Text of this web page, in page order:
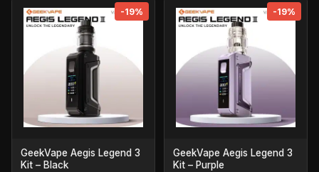
-19%
GeekVape Aegis Legend 3
Kit – Black
-19%
GeekVape Aegis Legend 3
Kit – Purple